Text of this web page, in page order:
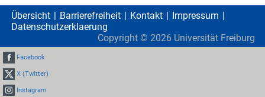
Übersicht Barrierefreiheit Kontakt
Impressum
Datenschutzerklaerung
Copyright © 2026 Universität Freiburg
Facebook
X (Twitter)
Instagram